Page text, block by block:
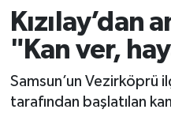
Kızılay’dan
"Kan ver,
Samsun’un Vezirköprü
tarafından başlatılan
Yurttan Haberler
Ekonomi
Teknoloji
Rize Trafik Yoğunluk
Süper Lig Puan
Tüm Manşetler